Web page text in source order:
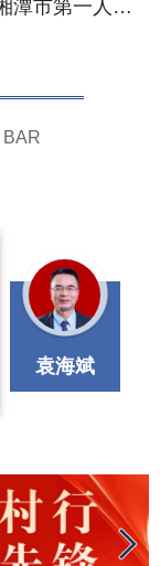
【红网时刻】跨越城乡的“医”心奔赴 湘潭市第一人民医院让群众“近”享优质医疗服务
李绍杰